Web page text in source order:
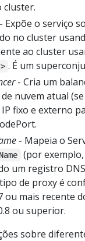
cluster.
Expõe o serviço
no cluster
ao cluster
. É um
- Cria um
nuvem atual
fixo e externo
- Mapeia o
(por exemplo,
um registro
de proxy é
ou mais recente
ou superior.
sobre